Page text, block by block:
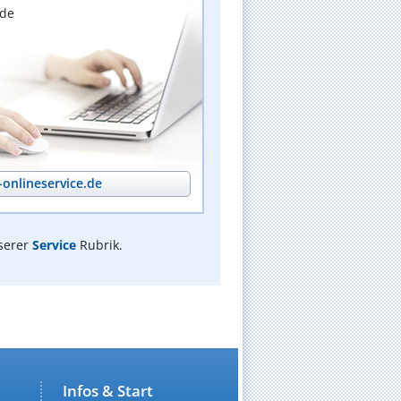
ServiceRubrik.
Infos & Start